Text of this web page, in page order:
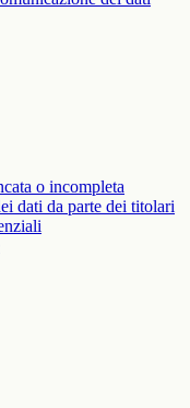
o incompleta
dati da parte dei titolari